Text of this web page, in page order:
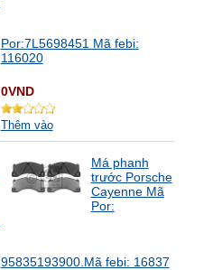
Por:7L5698451 Mã febi:
116020
0VND
Thêm vào
Má phanh
trước Porsche
Cayenne Mã
Por:
95835193900.Mã febi: 16837